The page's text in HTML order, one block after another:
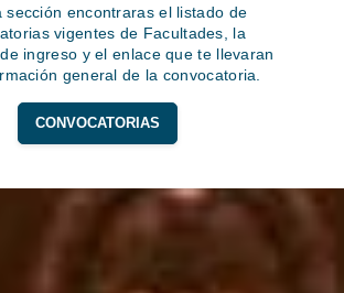
sección encontraras el listado de
vigentes de Facultades, la
ingreso y el enlace que te llevaran
general de la convocatoria.
CONVOCATORIAS